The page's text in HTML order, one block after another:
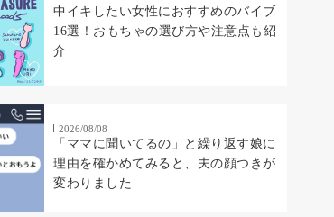
中イキしたい女性におすすめのバイブ
16選！おもちゃの選び方や注意点も紹
介
2026/08/08
「ママに聞いてるの」と繰り返す娘に
理由を確かめてみると、夫の顔つきが
変わりました